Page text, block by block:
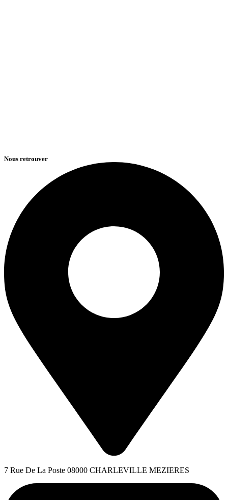
Nous retrouver
7 Rue De La Poste 08000 CHARLEVILLE MEZIERES